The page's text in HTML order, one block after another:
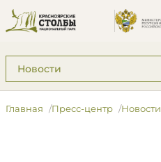
Подразделы: Пресс-центр
Главная Пресс-центр Новости